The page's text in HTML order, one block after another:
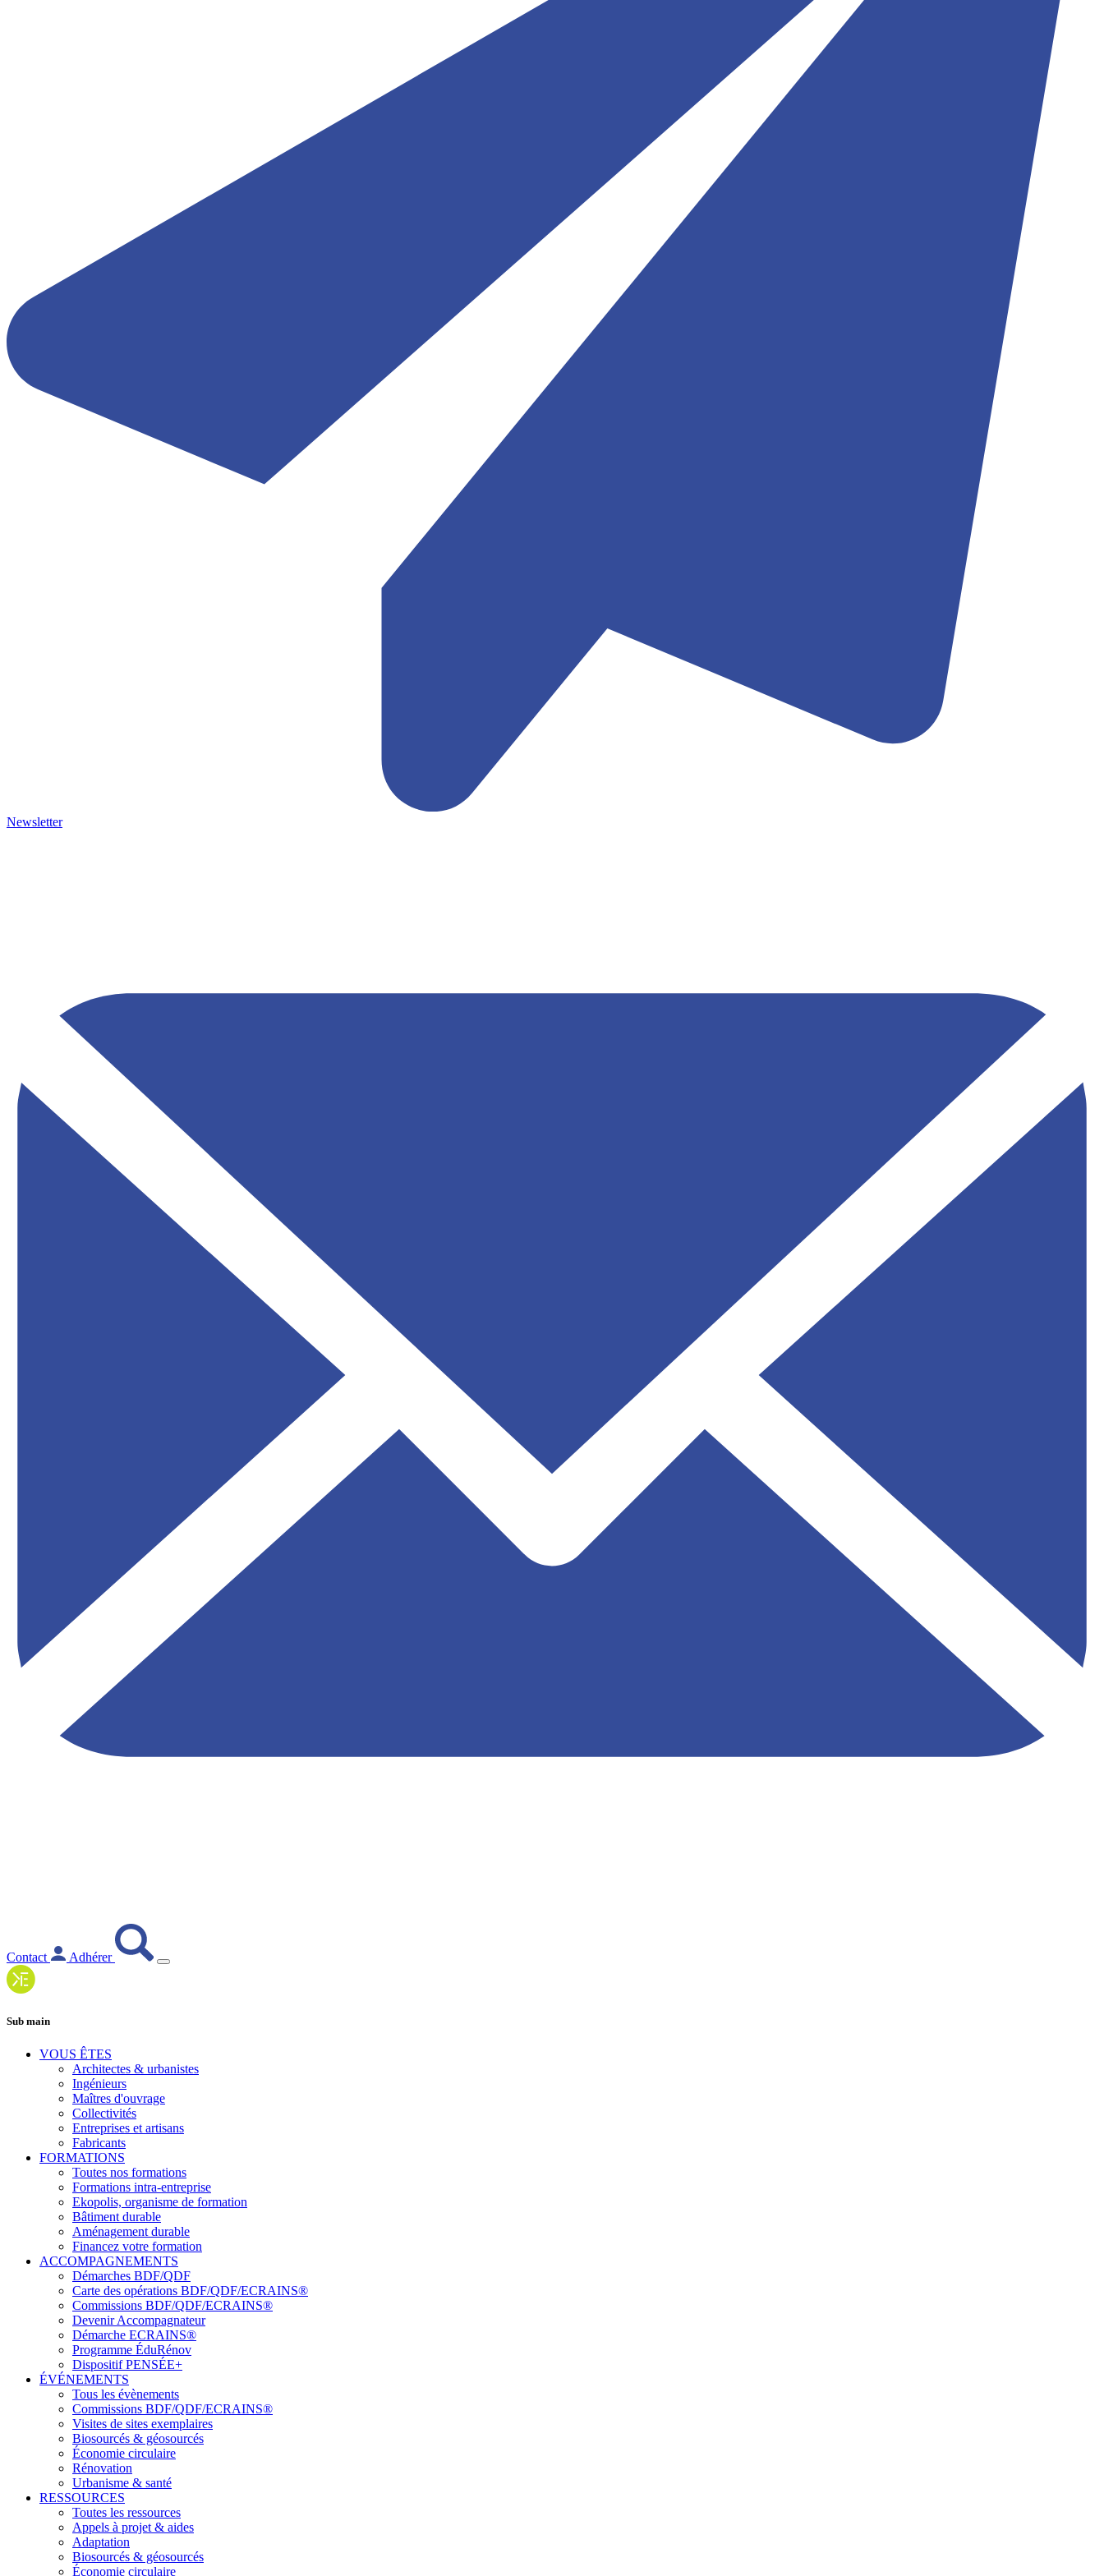
Newsletter
Contact Adhérer
Sub main
VOUS ÊTES
Architectes & urbanistes
Ingénieurs
Maîtres d'ouvrage
Collectivités
Entreprises et artisans
Fabricants
FORMATIONS
Toutes nos formations
Formations intra-entreprise
Ekopolis, organisme de formation
Bâtiment durable
Aménagement durable
Financez votre formation
ACCOMPAGNEMENTS
Démarches BDF/QDF
Carte des opérations BDF/QDF/ECRAINS®
Commissions BDF/QDF/ECRAINS®
Devenir Accompagnateur
Démarche ECRAINS®
Programme ÉduRénov
Dispositif PENSÉE+
ÉVÉNEMENTS
Tous les évènements
Commissions BDF/QDF/ECRAINS®
Visites de sites exemplaires
Biosourcés & géosourcés
Économie circulaire
Rénovation
Urbanisme & santé
RESSOURCES
Toutes les ressources
Appels à projet & aides
Adaptation
Biosourcés & géosourcés
Économie circulaire